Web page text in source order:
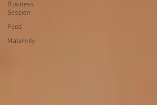
Business
Session
Food
Maternity